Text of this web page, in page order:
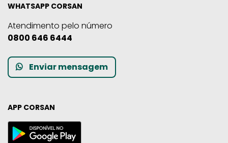
WHATSAPP CORSAN
Atendimento pelo número
0800 646 6444
Enviar mensagem
APP CORSAN